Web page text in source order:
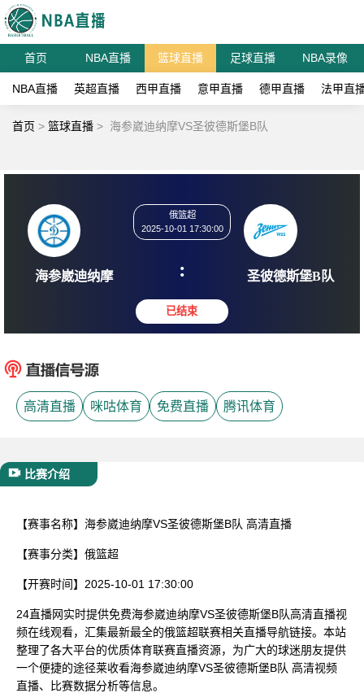
首页 NBA直播 篮球直播 足球直播 NBA录像
NBA直播 英超直播 西甲直播 意甲直播 德甲直播 法甲直
首页 > 篮球直播 > 海参崴迪纳摩VS圣彼德斯堡B队
海参崴迪纳摩
2025-10-01 17:30:00
: 圣彼德
高清直播 咪咕体育 免费直播 腾讯体育
比赛介绍
【赛事名称】 海参崴迪纳摩VS圣彼德斯堡B队 高清直播
【赛事分类】 俄篮超
【开赛时间】 2025-10-01 17:30:00
24直播网实时提供免费海参崴迪纳摩VS圣彼德斯堡B队高清直播视
频在线观看，汇集最新最全的俄篮超联赛相关直播导航链接。本站
整理了各大平台的优质体育联赛直播资源，为广大的球迷朋友提供
一个便捷的途径莱收看海参崴迪纳摩VS圣彼德斯堡B队 高清视频
直播、比赛数据分析等信息。